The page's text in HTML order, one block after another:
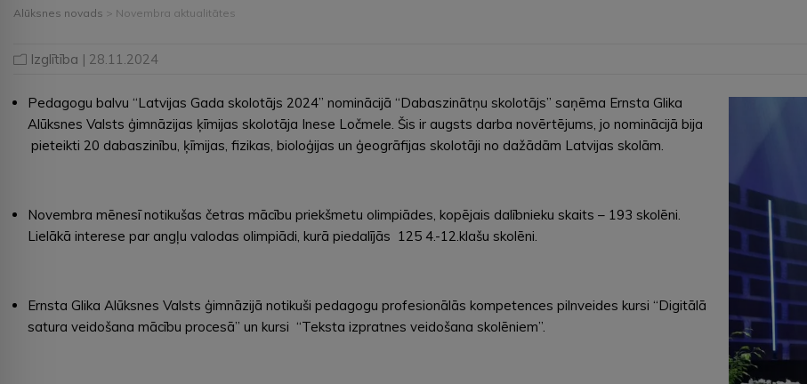
Alūksnes novads > Novembra aktualitātes
Izglītība | 28.11.2024
Pedagogu balvu “Latvijas Gada skolotājs 2024” nominācijā “Dabaszinātņu skolotājs” saņēma Ernsta Glika
Alūksnes Valsts ģimnāzijas ķīmijas skolotāja Inese Ločmele. Šis ir augsts darba novērtējums, jo nominācijā bija
pieteikti 20 dabaszinību, ķīmijas, fizikas, bioloģijas un ģeogrāfijas skolotāji no dažādām Latvijas skolām.
Novembra mēnesī notikušas četras mācību priekšmetu olimpiādes, kopējais dalībnieku skaits – 193 skolēni.
Lielākā interese par angļu valodas olimpiādi, kurā piedalījās 125 4.-12.klašu skolēni.
Ernsta Glika Alūksnes Valsts ģimnāzijā notikuši pedagogu profesionālās kompetences pilnveides kursi “Digitālā
satura veidošana mācību procesā” un kursi “Teksta izpratnes veidošana skolēniem”.